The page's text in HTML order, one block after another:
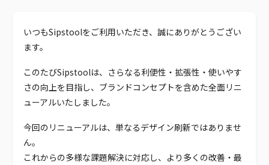
新規登録
いつもSipstoolをご利用いただき、誠にありがとうござい
ます。
このたびSipstoolは、さらなる利便性・拡張性・使いやす
さの向上を目指し、ブランドコンセプトを含めた全面リニ
ューアルいたしました。
今回のリニューアルは、単なるデザイン刷新ではありませ
ん。
これからの多様な課題解決に対応し、より多くの改善・最